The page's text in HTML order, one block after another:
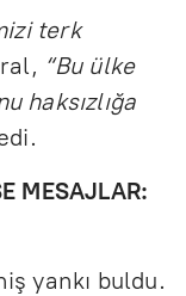
terk
“Bu ülke
haksızlığa
MESAJLAR:
yankı buldu.